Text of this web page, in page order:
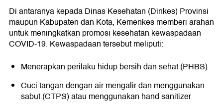
Di antaranya kepada Dinas Kesehatan (Dinkes) Provinsi
maupun Kabupaten dan Kota, Kemenkes memberi arahan
untuk meningkatkan promosi kesehatan kewaspadaan
COVID-19. Kewaspadaan tersebut meliputi:
Menerapkan perilaku hidup bersih dan sehat (PHBS)
Cuci tangan dengan air mengalir dan menggunakan
sabut (CTPS) atau menggunakan hand sanitizer